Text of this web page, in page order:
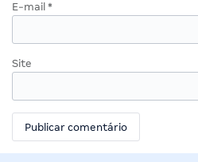
E-mail *
Site